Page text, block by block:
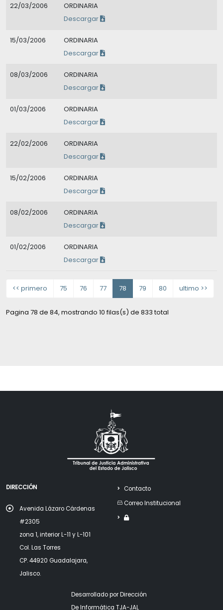
22/03/2006
ORDINARIA
Descargar
15/03/2006
ORDINARIA
Descargar
08/03/2006
ORDINARIA
Descargar
01/03/2006
ORDINARIA
Descargar
22/02/2006
ORDINARIA
Descargar
15/02/2006
ORDINARIA
Descargar
08/02/2006
ORDINARIA
Descargar
01/02/2006
ORDINARIA
Descargar
<< primero 75 76 77 78 79 80 ultimo >>
Pagina 78 de 84, mostrando 10 filas(s) de 833 total
DIRECCIÓN
Avenida Lázaro Cárdenas
#2305
zona 1, interior L-11 y L-101
Col. Las Torres
CP. 44920 Guadalajara,
Jalisco.
Contacto
Correo Institucional
Desarrollado por Dirección
De Informática TJA-JAL